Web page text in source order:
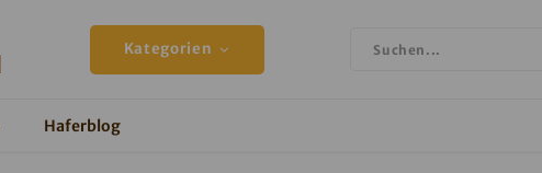
Kategorien
Haferblog